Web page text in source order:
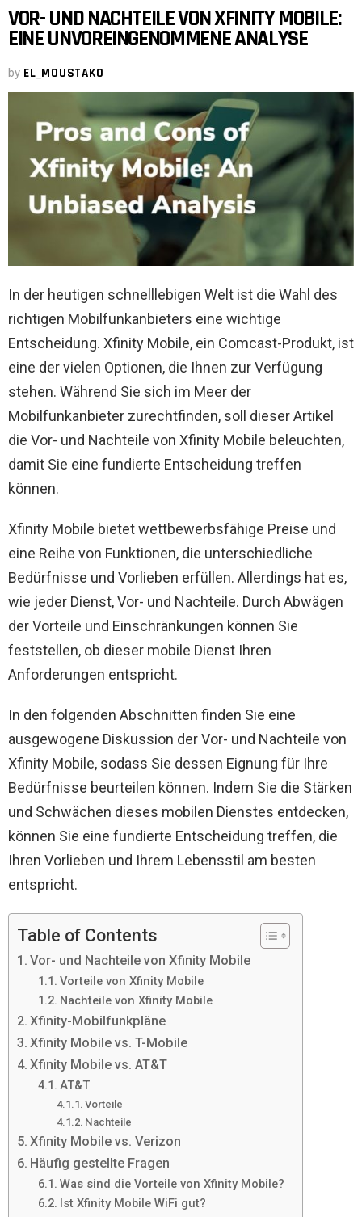
VOR- UND NACHTEILE VON XFINITY MOBILE:
EINE UNVOREINGENOMMENE ANALYSE
by EL_MOUSTAKO
In der heutigen schnelllebigen Welt ist die Wahl des
richtigen Mobilfunkanbieters eine wichtige
Entscheidung. Xfinity Mobile, ein Comcast-Produkt, ist
eine der vielen Optionen, die Ihnen zur Verfügung
stehen. Während Sie sich im Meer der
Mobilfunkanbieter zurechtfinden, soll dieser Artikel
die Vor- und Nachteile von Xfinity Mobile beleuchten,
damit Sie eine fundierte Entscheidung treffen
können.
Xfinity Mobile bietet wettbewerbsfähige Preise und
eine Reihe von Funktionen, die unterschiedliche
Bedürfnisse und Vorlieben erfüllen. Allerdings hat es,
wie jeder Dienst, Vor- und Nachteile. Durch Abwägen
der Vorteile und Einschränkungen können Sie
feststellen, ob dieser mobile Dienst Ihren
Anforderungen entspricht.
In den folgenden Abschnitten finden Sie eine
ausgewogene Diskussion der Vor- und Nachteile von
Xfinity Mobile, sodass Sie dessen Eignung für Ihre
Bedürfnisse beurteilen können. Indem Sie die Stärken
und Schwächen dieses mobilen Dienstes entdecken,
können Sie eine fundierte Entscheidung treffen, die
Ihren Vorlieben und Ihrem Lebensstil am besten
entspricht.
Table of Contents
Vor- und Nachteile von Xfinity Mobile
Vorteile von Xfinity Mobile
Nachteile von Xfinity Mobile
Xfinity-Mobilfunkpläne
Xfinity Mobile vs. T-Mobile
Xfinity Mobile vs. AT&T
AT&T
Vorteile
Nachteile
Xfinity Mobile vs. Verizon
Häufig gestellte Fragen
Was sind die Vorteile von Xfinity Mobile?
Ist Xfinity Mobile WiFi gut?